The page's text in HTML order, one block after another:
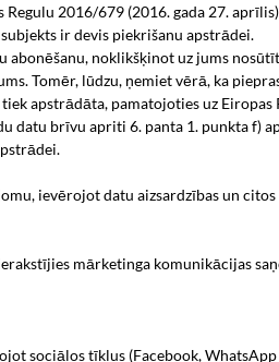
2016/679 (2016. gada 27.
ir devis piekrišanu apstrādei.
noklikšķinot uz jums
Tomēr, lūdzu, ņemiet vērā, ka
apstrādāta, pamatojoties uz Eiropas
datu brīvu apriti 6. panta 1. punkta f)
ievērojot datu aizsardzības un
mārketinga komunikācijas
sociālos tīklus (Facebook,